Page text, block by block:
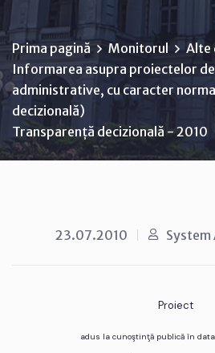
Prima pagină Monitorul
Alte
Informarea asupra proiectelor
administrative, cu caracter
decizională)
Transparență decizională - 2010
23.07.2010
Proiect
adus la cunoştinţă publică în data